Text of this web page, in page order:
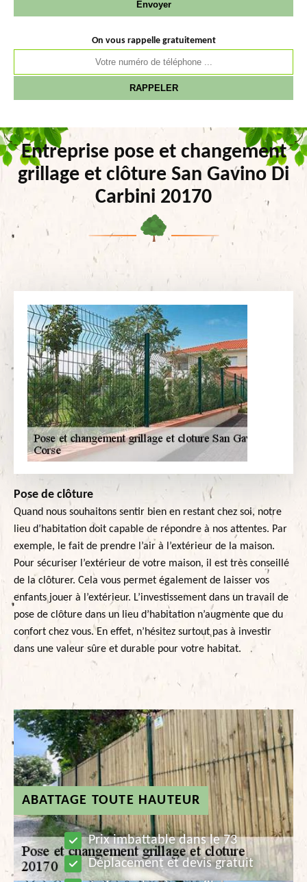
ABATTAGE TOUTE HAUTEUR
Prix imbattable dans le 73
Déplacement et devis gratuit
On vous rappelle gratuitement
Entreprise pose et changement
grillage et clôture San Gavino Di
Carbini 20170
Pose de clôture
Quand nous souhaitons sentir bien en restant chez soi, notre
lieu d’habitation doit capable de répondre à nos attentes. Par
exemple, le fait de prendre l’air à l’extérieur de la maison.
Pour sécuriser l’extérieur de votre maison, il est très conseillé
de la clôturer. Cela vous permet également de laisser vos
enfants jouer à l’extérieur. L’investissement dans un travail de
pose de clôture dans un lieu d’habitation n’augmente que du
confort chez vous. En effet, n’hésitez surtout pas à investir
dans une valeur sûre et durable pour votre habitat.